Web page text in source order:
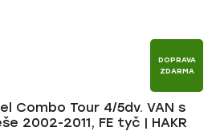
DOPRAVA
ZDARMA
Combo Tour 4/5dv. VAN s
2002-2011, FE tyč | HAKR